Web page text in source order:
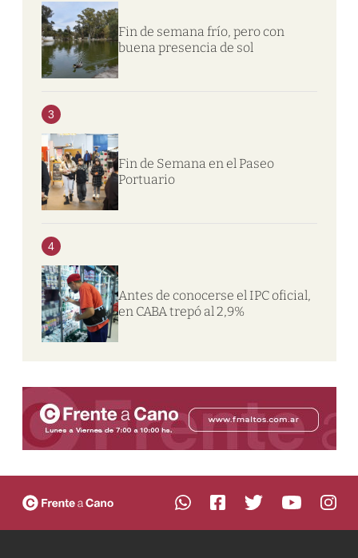
Fin de semana frío, pero con
buena presencia de sol
3
Fin de Semana en el Paseo
Portuario
4
Antes de conocerse el IPC oficial,
en CABA trepó al 2,9%